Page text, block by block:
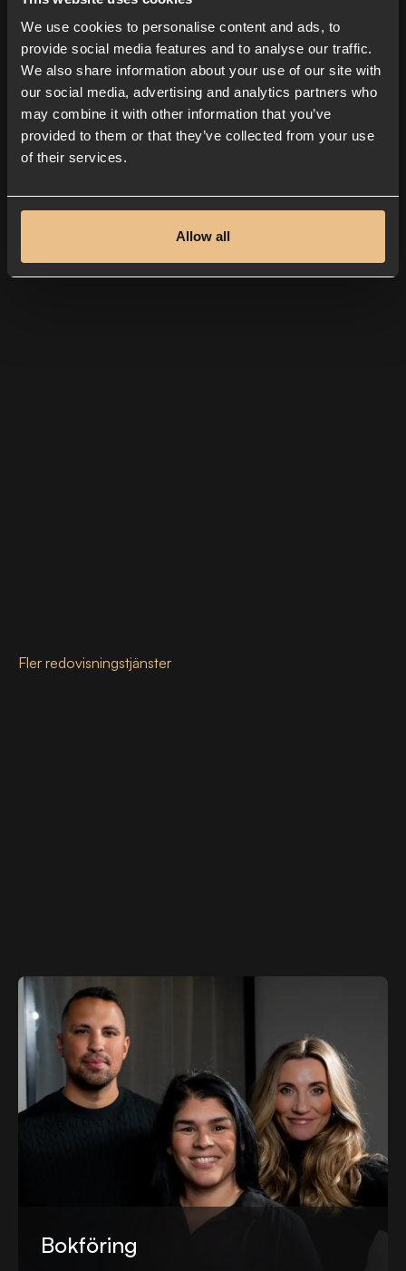
We use cookies to personalise content and ads, to
provide social media features and to analyse our traffic.
We also share information about your use of our site with
our social media, advertising and analytics partners who
may combine it with other information that you’ve
provided to them or that they’ve collected from your use
of their services.
Allow all
så kommer vi snabbt tillbaka till dig för att
boka in mötet. Vi ser fram emot att förenkla
er ekonomihantering!
Fler redovisningstjänster
Bokföring